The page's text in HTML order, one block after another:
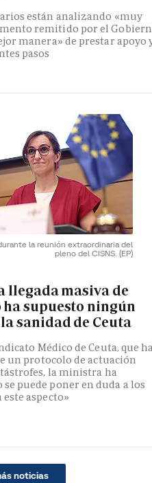
están analizando «muy
remitido por el
manera» de prestar apoyo
pasos
la reunión extraordinaria del
pleno del CISNS. (EP)
llegada masiva de
supuesto ningún
sanidad de Ceuta
Médico de Ceuta, que
un protocolo de actuación
la ministra ha
se puede poner en duda a los
aspecto»
noticias